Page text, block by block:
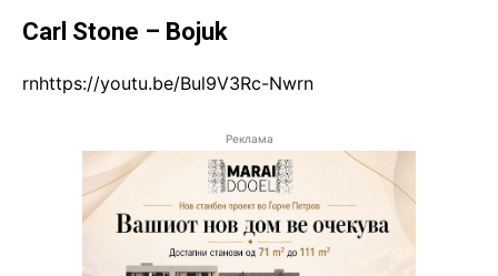
Carl Stone – Bojuk
rnhttps://youtu.be/Bul9V3Rc-Nwrn
Реклама